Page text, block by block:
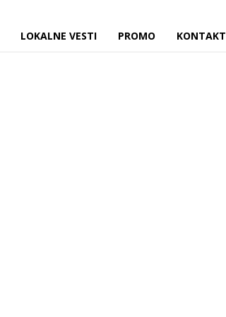
LOKALNE VESTI PROMO KONTAKT